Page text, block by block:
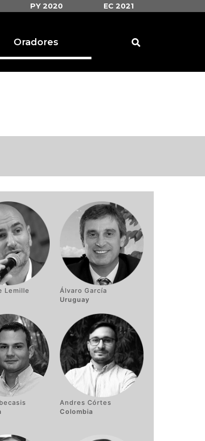
PY 2020 EC 2021
Oradores
Lemille
Álvaro García
Uruguay
Andres Córtes
Colombia